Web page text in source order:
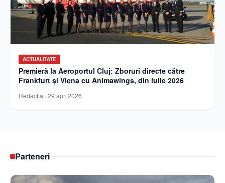
ACTUALITATE
Premieră la Aeroportul Cluj: Zboruri directe către
Frankfurt și Viena cu Animawings, din iulie 2026
Redactia · 29 apr. 2026
Parteneri